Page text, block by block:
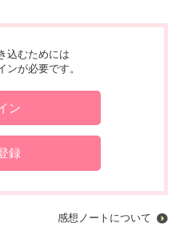
込むためには
ンが必要です。
ン
録
感想ノートについて